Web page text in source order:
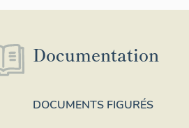
Documentation
DOCUMENTS FIGURÉS